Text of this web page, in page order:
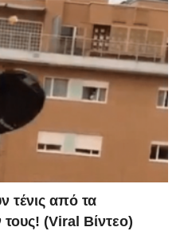
τένις από τα
(Viral Βίντεο)